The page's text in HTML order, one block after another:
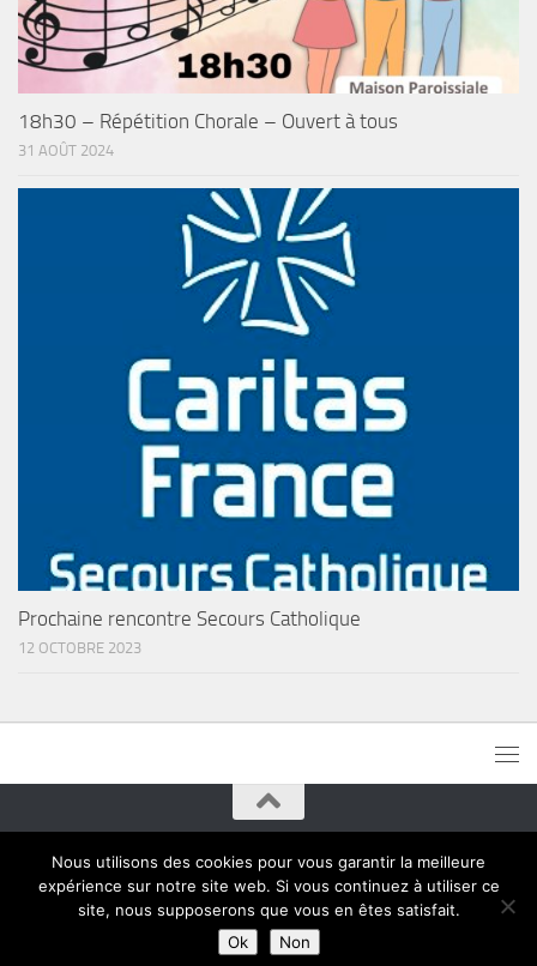
18h30 – Répétition Chorale – Ouvert à tous
31 AOÛT 2024
Prochaine rencontre Secours Catholique
12 OCTOBRE 2023
Paroisses de Montreuil © 2015. Tous droits réservés
Nous utilisons des cookies pour vous garantir la meilleure
expérience sur notre site web. Si vous continuez à utiliser ce
site, nous supposerons que vous en êtes satisfait.
Ok
Non